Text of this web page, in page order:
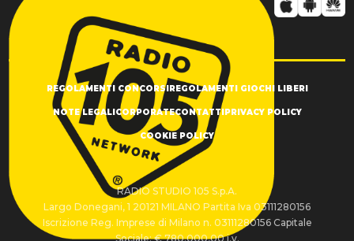
REGOLAMENTI CONCORSI REGOLAMENTI GIOCHI LIBERI
NOTE LEGALI CORPORATECONTATTI PRIVACY POLICY
COOKIE POLICY
RADIO STUDIO 105 S.p.A.
Largo Donegani, 1 20121 MILANO Partita Iva 03111280156
Iscrizione Reg. Imprese di Milano n. 03111280156 Capitale
Sociale: € 780.000,00 i.v.